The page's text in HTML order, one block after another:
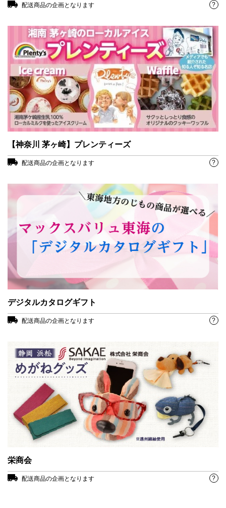
配送商品の企画となります ?
【神奈川 茅ヶ崎】プレンティーズ
配送商品の企画となります ?
デジタルカタログギフト
配送商品の企画となります ?
栄商会
配送商品の企画となります ?